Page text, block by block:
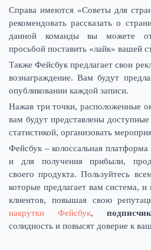
Справа имеются «Советы для
рекомендовать рассказать о
данной команды вы можете
просьбой поставить «лайк» вашей
Также Фейсбук предлагает свои
вознаграждение. Вам будут
опубликовании каждой записи.
Нажав три точки, расположенные
вам будут представлены
статистикой, организовать
Фейсбук – колоссальная
и для получения прибыли,
своего продукта. Пользуйтесь
которые предлагает вам система, и
клиентов, повышая свою
накрутки Фейсбук,
солидность и повысят доверие к